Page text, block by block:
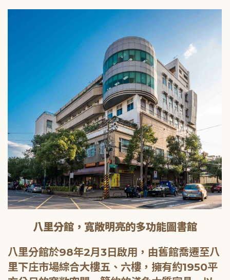
八里分館，寬敞明亮的多功能圖書館
八里分館於98年2月3日啟用，由舊館喬遷至八
里下庄市場綜合大樓五、六樓，擁有約1950平